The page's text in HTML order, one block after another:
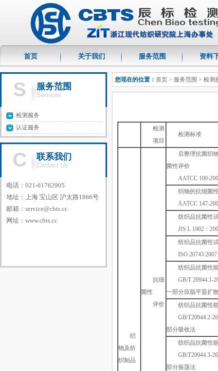
首页 关于我们 服务范围 资料
S 服务范围
Services
检测服务
认证服务
C 联系我们
Contact Us
电话：021-61762905
地址：上海 宝山区 沪太路1866号
邮箱： service@cbts.cc
网址： www.cbts.cc
您现在的位置： 首页 > 服务范围 > 检测
检测
项目
检测标准
织
物及纺
织制品
抗细
菌性
评价
后整理抗菌织
菌性评价
AATCC 100-
织物的抗细菌
AATCC 147-
纺织品抗菌性
JIS L 1902：
纺织品抗菌性
ISO 20743:2007
纺织品抗菌性
GB/T 20944.1-
一部分琼脂平皿扩
纺织品抗菌性
GB/T20944.2-
部分吸收法
纺织品抗菌性
GB/T20944.3-
部分振荡法